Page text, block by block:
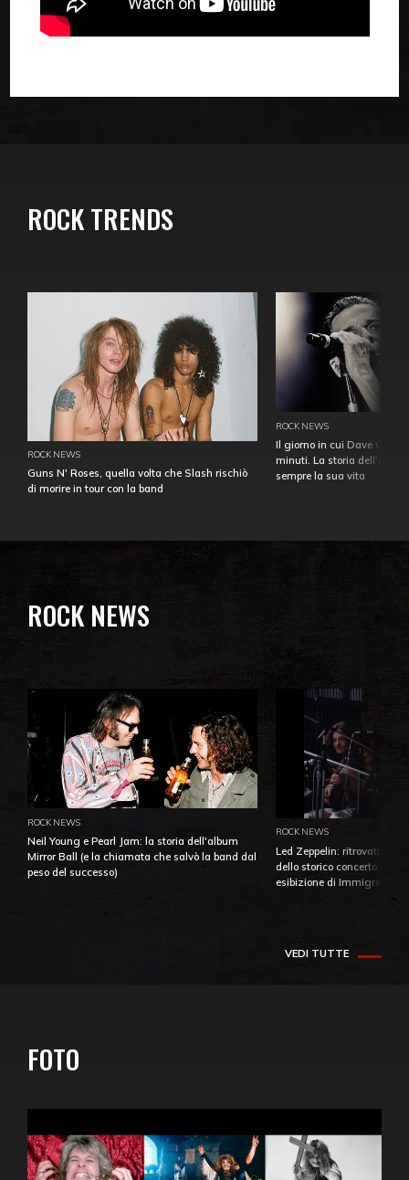
ROCK TRENDS
ROCK NEWS
Guns N' Roses, quella volta che Slash rischiò
di morire in tour con la band
ROCK NEWS
Il giorno in cui Dave
minuti. La storia
sempre la sua vita
ROCK NEWS
ROCK NEWS
Neil Young e Pearl Jam: la storia dell'album
Mirror Ball (e la chiamata che salvò la band dal
peso del successo)
ROCK NEWS
Led Zeppelin: ritrovati e
dello storico concerto di
esibizione di Immigrant
VEDI TUTTE
FOTO